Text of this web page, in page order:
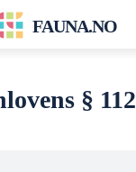
FAUNA.NO
§ 112